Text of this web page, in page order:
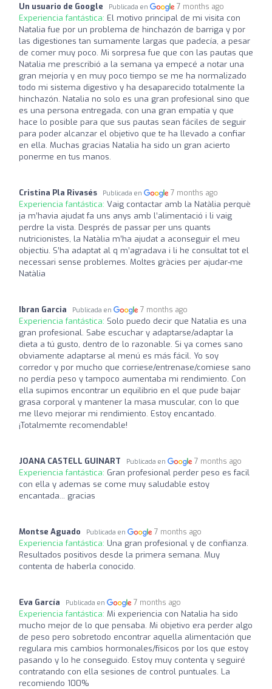
Un usuario de Google Publicada en 7 months ago
Experiencia fantástica: El motivo principal de mi visita con
Natalia fue por un problema de hinchazón de barriga y por
las digestiones tan sumamente largas que padecía, a pesar
de comer muy poco. Mi sorpresa fue que con las pautas que
Natalia me prescribió a la semana ya empecé a notar una
gran mejoría y en muy poco tiempo se me ha normalizado
todo mi sistema digestivo y ha desaparecido totalmente la
hinchazón. Natalia no solo es una gran profesional sino que
es una persona entregada, con una gran empatía y que
hace lo posible para que sus pautas sean fáciles de seguir
para poder alcanzar el objetivo que te ha llevado a confiar
en ella. Muchas gracias Natalia ha sido un gran acierto
ponerme en tus manos.
Cristina Pla Rivasés Publicada en 7 months ago
Experiencia fantástica: Vaig contactar amb la Natàlia perquè
ja m’havia ajudat fa uns anys amb l’alimentació i li vaig
perdre la vista. Després de passar per uns quants
nutricionistes, la Natàlia m’ha ajudat a aconseguir el meu
objectiu. S’ha adaptat al q m’agradava i li he consultat tot el
necessari sense problemes. Moltes gràcies per ajudar-me
Natàlia
Ibran Garcia Publicada en 7 months ago
Experiencia fantástica: Solo puedo decir que Natalia es una
gran profesional. Sabe escuchar y adaptarse/adaptar la
dieta a tú gusto, dentro de lo razonable. Si ya comes sano
obviamente adaptarse al menú es más fácil. Yo soy
corredor y por mucho que corriese/entrenase/comiese sano
no perdía peso y tampoco aumentaba mi rendimiento. Con
ella supimos encontrar un equilibrio en el que pude bajar
grasa corporal y mantener la masa muscular, con lo que
me llevo mejorar mi rendimiento. Estoy encantado.
¡Totalmemte recomendable!
JOANA CASTELL GUINART Publicada en 7 months ago
Experiencia fantástica: Gran profesional perder peso es facil
con ella y ademas se come muy saludable estoy
encantada... gracias
Montse Aguado Publicada en 7 months ago
Experiencia fantástica: Una gran profesional y de confianza.
Resultados positivos desde la primera semana. Muy
contenta de haberla conocido.
Eva García Publicada en 7 months ago
Experiencia fantástica: Mi experiencia con Natalia ha sido
mucho mejor de lo que pensaba. Mi objetivo era perder algo
de peso pero sobretodo encontrar aquella alimentación que
regulara mis cambios hormonales/físicos por los que estoy
pasando y lo he conseguido. Estoy muy contenta y seguiré
contratando con ella sesiones de control puntuales. La
recomiendo 100%